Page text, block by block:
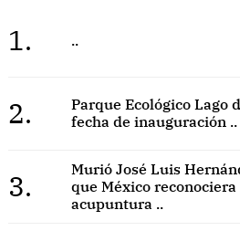
1. ..
2.
Parque Ecológico Lago
fecha de inauguración ..
3.
Murió José Luis
que México
acupuntura ..